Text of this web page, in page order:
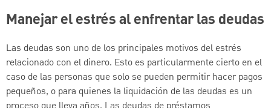
Manejar el estrés al enfrentar las deudas
Las deudas son uno de los principales motivos del estrés
relacionado con el dinero. Esto es particularmente cierto en el
caso de las personas que solo se pueden permitir hacer pagos
pequeños, o para quienes la liquidación de las deudas es un